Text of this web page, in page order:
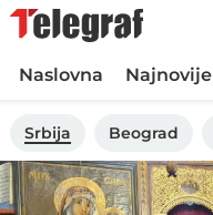
Naslovna Najnovije
Srbija Beograd